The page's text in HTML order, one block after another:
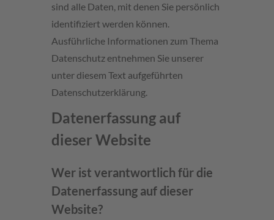
sind alle Daten, mit denen Sie persönlich
identifiziert werden können.
Ausführliche Informationen zum Thema
Datenschutz entnehmen Sie unserer
unter diesem Text aufgeführten
Datenschutzerklärung.
Datenerfassung auf
dieser Website
Wer ist verantwortlich für die
Datenerfassung auf dieser
Website?